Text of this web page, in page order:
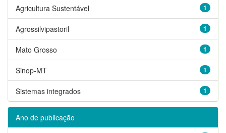
1
Agricultura Sustentável
1
Agrossilvipastoril
1
Mato Grosso
1
Sinop-MT
1
Sistemas integrados
Ano de publicação